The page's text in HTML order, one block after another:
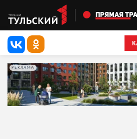
Перейти к основному содержанию
ПРЯМАЯ
РЕКЛАМА